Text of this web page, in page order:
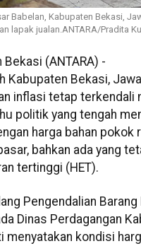
Babelan, Kabupaten Bekasi,
lapak jualan.ANTARA/Pradita
Bekasi (ANTARA) -
Kabupaten Bekasi,
inflasi tetap terkendali
politik yang tengah
harga bahan pokok
bahkan ada yang
tertinggi (HET).
Pengendalian
Dinas Perdagangan
menyatakan kondisi